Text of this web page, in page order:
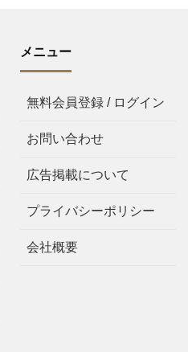
メニュー
無料会員登録 / ログイン
お問い合わせ
広告掲載について
プライバシーポリシー
会社概要